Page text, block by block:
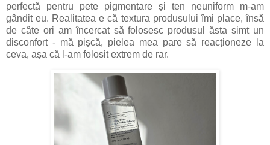
perfectă pentru pete pigmentare și ten neuniform m-am
gândit eu. Realitatea e că textura produsului îmi place, însă
de câte ori am încercat să folosesc produsul ăsta simt un
disconfort - mă pișcă, pielea mea pare să reacționeze la
ceva, așa că l-am folosit extrem de rar.